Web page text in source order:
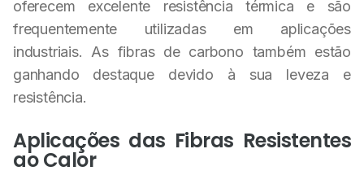
oferecem excelente resistência térmica e são
frequentemente utilizadas em aplicações
industriais. As fibras de carbono também estão
ganhando destaque devido à sua leveza e
resistência.
Aplicações das Fibras Resistentes
ao Calor